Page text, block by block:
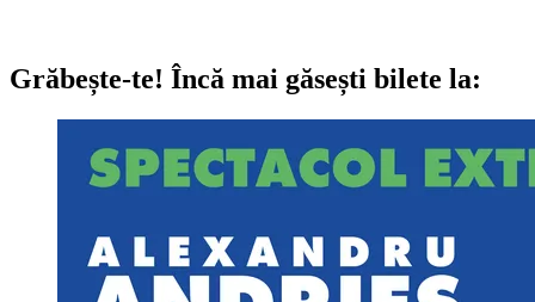
Grăbește-te! Încă mai găsești bilete la: